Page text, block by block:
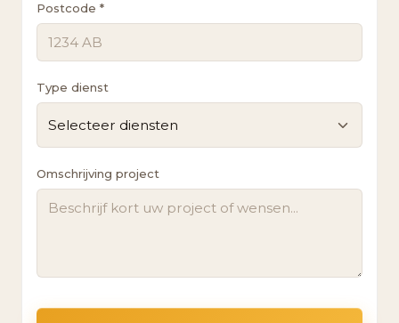
Postcode *
Type dienst
Selecteer diensten
Omschrijving project